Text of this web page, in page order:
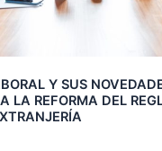
Y SUS
LA REFORMA DEL